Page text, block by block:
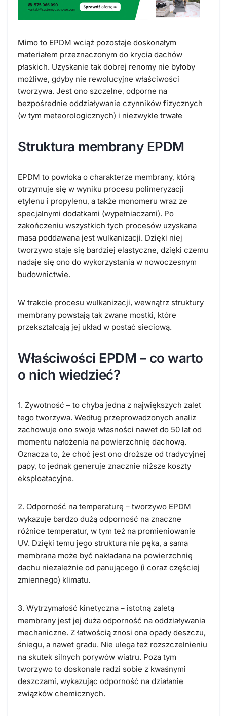
Mimo to EPDM wciąż pozostaje doskonałym
materiałem przeznaczonym do krycia dachów
płaskich. Uzyskanie tak dobrej renomy nie byłoby
możliwe, gdyby nie rewolucyjne właściwości
tworzywa. Jest ono szczelne, odporne na
bezpośrednie oddziaływanie czynników fizycznych
(w tym meteorologicznych) i niezwykle trwałe
Struktura membrany EPDM
EPDM to powłoka o charakterze membrany, którą
otrzymuje się w wyniku procesu polimeryzacji
etylenu i propylenu, a także monomeru wraz ze
specjalnymi dodatkami (wypełniaczami). Po
zakończeniu wszystkich tych procesów uzyskana
masa poddawana jest wulkanizacji. Dzięki niej
tworzywo staje się bardziej elastyczne, dzięki czemu
nadaje się ono do wykorzystania w nowoczesnym
budownictwie.
W trakcie procesu wulkanizacji, wewnątrz struktury
membrany powstają tak zwane mostki, które
przekształcają jej układ w postać sieciową.
Właściwości EPDM – co warto
o nich wiedzieć?
1. Żywotność – to chyba jedna z największych zalet
tego tworzywa. Według przeprowadzonych analiz
zachowuje ono swoje własności nawet do 50 lat od
momentu nałożenia na powierzchnię dachową.
Oznacza to, że choć jest ono droższe od tradycyjnej
papy, to jednak generuje znacznie niższe koszty
eksploatacyjne.
2. Odporność na temperaturę – tworzywo EPDM
wykazuje bardzo dużą odporność na znaczne
różnice temperatur, w tym też na promieniowanie
UV. Dzięki temu jego struktura nie pęka, a sama
membrana może być nakładana na powierzchnię
dachu niezależnie od panującego (i coraz częściej
zmiennego) klimatu.
3. Wytrzymałość kinetyczna – istotną zaletą
membrany jest jej duża odporność na oddziaływania
mechaniczne. Z łatwością znosi ona opady deszczu,
śniegu, a nawet gradu. Nie ulega też rozszczelnieniu
na skutek silnych porywów wiatru. Poza tym
tworzywo to doskonale radzi sobie z kwaśnymi
deszczami, wykazując odporność na działanie
związków chemicznych.